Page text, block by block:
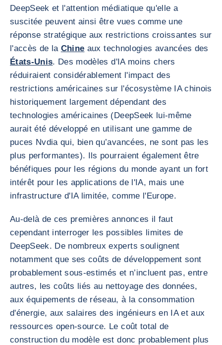
DeepSeek et l'attention médiatique qu'elle a
suscitée peuvent ainsi être vues comme une
réponse stratégique aux restrictions croissantes sur
l'accès de la Chine aux technologies avancées des
États-Unis. Des modèles d'IA moins chers
réduiraient considérablement l'impact des
restrictions américaines sur l'écosystème IA chinois
historiquement largement dépendant des
technologies américaines (DeepSeek lui-même
aurait été développé en utilisant une gamme de
puces Nvdia qui, bien qu’avancées, ne sont pas les
plus performantes). Ils pourraient également être
bénéfiques pour les régions du monde ayant un fort
intérêt pour les applications de l'IA, mais une
infrastructure d'IA limitée, comme l'Europe.
Au-delà de ces premières annonces il faut
cependant interroger les possibles limites de
DeepSeek. De nombreux experts soulignent
notamment que ses coûts de développement sont
probablement sous-estimés et n’incluent pas, entre
autres, les coûts liés au nettoyage des données,
aux équipements de réseau, à la consommation
d'énergie, aux salaires des ingénieurs en IA et aux
ressources open-source. Le coût total de
construction du modèle est donc probablement plus